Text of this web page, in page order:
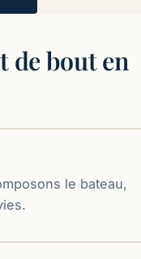
de bout en
le bateau,